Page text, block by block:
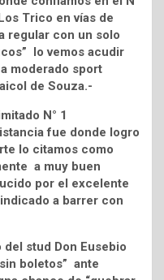
Trico en vías de
regular con un solo
lo vemos acudir
moderado sport
de Souza.-
N° 1
fue donde logro
lo citamos como
a muy buen
por el excelente
indicado a barrer con
stud Don Eusebio
boletos” ante